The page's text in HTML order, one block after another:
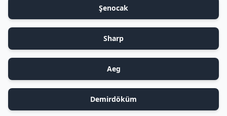
Şenocak
Sharp
Aeg
Demirdöküm